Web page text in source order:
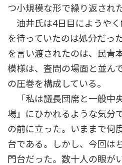
つ小規模な形で繰り返され
油井氏は4日目にようや
を待っていたのは処分だっ
を言い渡されたのは、民青
模様は、査問の場面と並ん
の圧巻を構成している。
「私は議長団席と一般中
場』にひかれるような気分
の前に立った。いままで何
台である。しかし、今回は
門台だった。数十人の眼が